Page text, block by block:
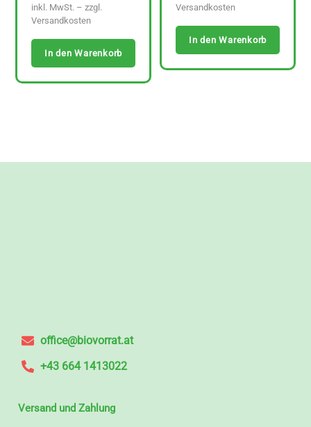
inkl. MwSt. – zzgl.
Versandkosten
In den Warenkorb
Versandkosten
In den Warenkorb
office@biovorrat.at
+43 664 1413022
Versand und Zahlung